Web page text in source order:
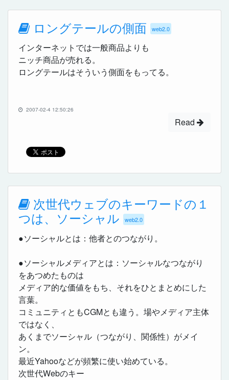
ロングテールの側面 web2.0
インターネットでは一般商品よりも
ニッチ商品が売れる。
ロングテールはそういう側面をもってる。
2007-02-4 12:50:26
Read
次世代ウェブのキーワードの１
つは、ソーシャル
web2.0
●ソーシャルとは：他者とのつながり。
●ソーシャルメディアとは：ソーシャルなつながり
をあつめたものは
メディア的な価値をもち、それをひとまとめにした
言葉。
コミュニティともCGMとも違う。場やメディア主体
ではなく、
あくまでソーシャル（つながり、関係性）がメイ
ン。
最近Yahooなどが頻繁に使い始めている。
次世代Webのキー